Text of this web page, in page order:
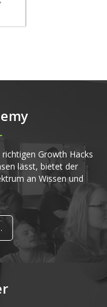
Growth Hacks
lässt, bietet der
an Wissen und